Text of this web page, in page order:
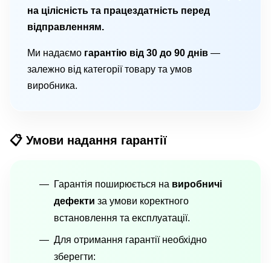
на цілісність та працездатність перед
відправленням.
Ми надаємо гарантію від 30 до 90 днів —
залежно від категорії товару та умов
виробника.
📋 Умови надання гарантії
Гарантія поширюється на виробничі
дефекти за умови коректного
встановлення та експлуатації.
Для отримання гарантії необхідно
зберегти: